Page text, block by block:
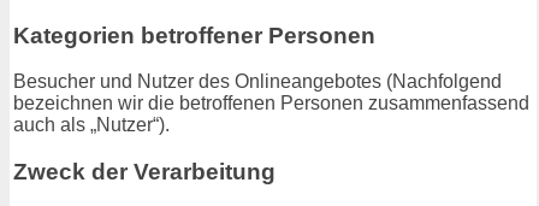
Kategorien betroffener Personen
Besucher und Nutzer des Onlineangebotes (Nachfolgend
bezeichnen wir die betroffenen Personen zusammenfassend
auch als „Nutzer“).
Zweck der Verarbeitung